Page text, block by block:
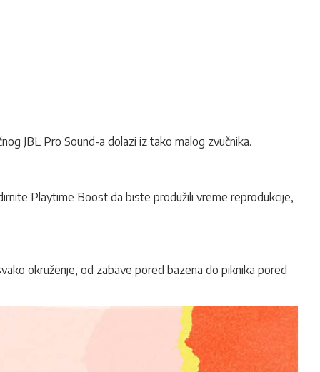
JBL Pro Sound-a dolazi iz tako malog zvučnika.
Playtime Boost da biste produžili vreme reprodukcije,
okruženje, od zabave pored bazena do piknika pored